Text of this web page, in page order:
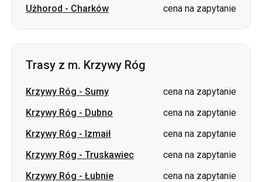
Użhorod - Charków cena na zapytanie
Trasy z m. Krzywy Róg
Krzywy Róg - Sumy
cena na zapytanie
Krzywy Róg - Dubno
cena na zapytanie
Krzywy Róg - Izmaił
cena na zapytanie
Krzywy Róg - Truskawiec
cena na zapytanie
Krzywy Róg - Łubnie
cena na zapytanie